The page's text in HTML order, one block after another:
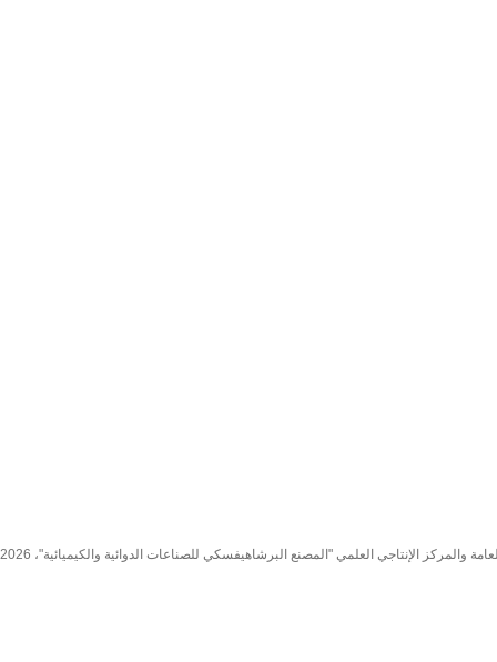
والمركز الإنتاجي العلمي "المصنع البرشاهيفسكي للصناعات الدوائية والكيميائية"، 2026